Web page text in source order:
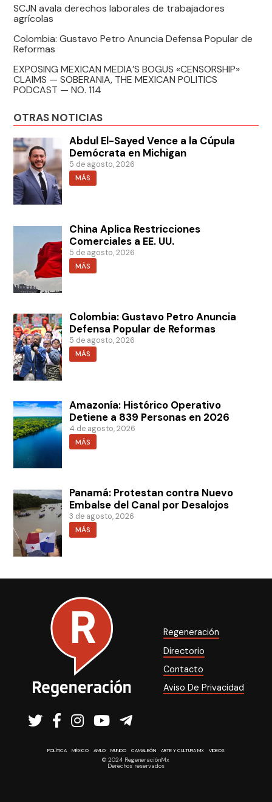
SCJN avala derechos laborales de trabajadores
agrícolas
Colombia: Gustavo Petro Anuncia Defensa Popular de
Reformas
EXPOSING MEXICAN MEDIA’S BOGUS «CENSORSHIP»
CLAIMS — SOBERANIA, THE MEXICAN POLITICS
PODCAST — NO. 114
OTRAS NOTICIAS
Abdul El-Sayed Vence a la Cúpula
Demócrata en Michigan
5 de agosto, 2026
MÁS
China Aplica Restricciones
Comerciales a EE. UU.
5 de agosto, 2026
MÁS
Colombia: Gustavo Petro Anuncia
Defensa Popular de Reformas
5 de agosto, 2026
MÁS
Amazonía: Histórico Operativo
Detiene a 839 Personas en 2026
4 de agosto, 2026
MÁS
Panamá: Protestan contra Nuevo
Embalse del Canal por Desalojos
3 de agosto, 2026
MÁS
Regeneración
Directorio
Contacto
Aviso De Privacidad
POLÍTICA MÉXICO AMLO MUNDO CAMALEÓN ARTE Y CULTURA MX VIDEOS
© 2024 RegeneraciónMx
Derechos reservados